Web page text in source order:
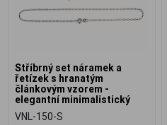
Stříbrný set náramek a
řetízek s hranatým
článkovým vzorem -
elegantní minimalistický
šperk
VNL-150-S